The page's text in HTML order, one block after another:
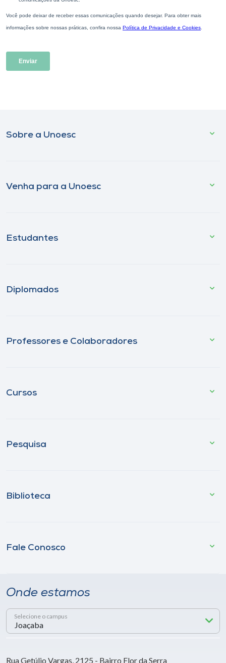
Sobre a Unoesc
Venha para a Unoesc
Estudantes
Diplomados
Professores e Colaboradores
Cursos
Pesquisa
Biblioteca
Fale Conosco
Onde estamos
Selecione o campus
Rua Getúlio Vargas, 2125 - Bairro Flor da Serra